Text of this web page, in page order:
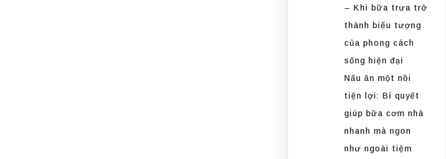
– Khi bữa trưa trở
thành biểu tượng
của phong cách
sống hiện đại
Nấu ăn một nồi
tiện lợi: Bí quyết
giúp bữa cơm nhà
nhanh mà ngon
như ngoài tiệm